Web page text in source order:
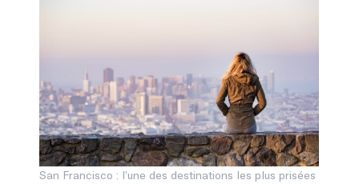
San Francisco : l’une des destinations les plus prisées